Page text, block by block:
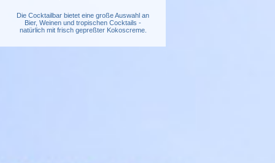
Die Cocktailbar bietet eine große Auswahl an
Bier, Weinen und tropischen Cocktails -
natürlich mit frisch gepreßter Kokoscreme.